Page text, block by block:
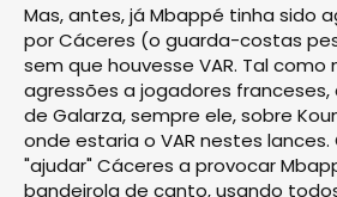
Mas, antes, já Mbappé tinha sido
por Cáceres (o guarda-costas
sem que houvesse VAR. Tal como
agressões a jogadores
de Galarza, sempre ele, sobre
onde estaria o VAR nestes
"ajudar" Cáceres a provocar
bandeirola de canto, usando